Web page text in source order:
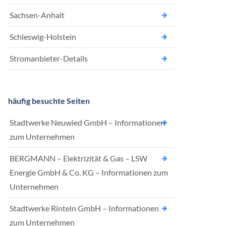
Sachsen-Anhalt
Schleswig-Holstein
Stromanbieter-Details
häufig besuchte Seiten
Stadtwerke Neuwied GmbH – Informationen
zum Unternehmen
BERGMANN – Elektrizität & Gas – LSW
Energie GmbH & Co. KG – Informationen zum
Unternehmen
Stadtwerke Rinteln GmbH – Informationen
zum Unternehmen